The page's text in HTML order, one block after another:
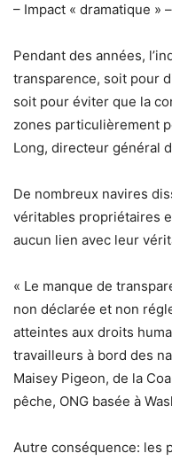
– Impact « dramatique » –
Pendant des années,
transparence, soit pour
soit pour éviter que la
zones particulièrement
Long, directeur général
De nombreux navires
véritables propriétaires
aucun lien avec leur
« Le manque de
non déclarée et non
atteintes aux droits
travailleurs à bord des
Maisey Pigeon, de la
pêche, ONG basée à
Autre conséquence: les